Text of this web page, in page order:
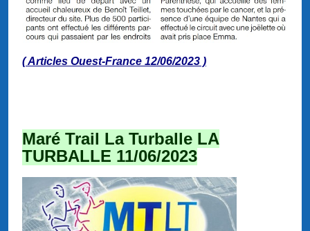
( Articles Ouest-France 12/06/2023 )
Maré Trail La Turballe LA
TURBALLE 11/06/2023